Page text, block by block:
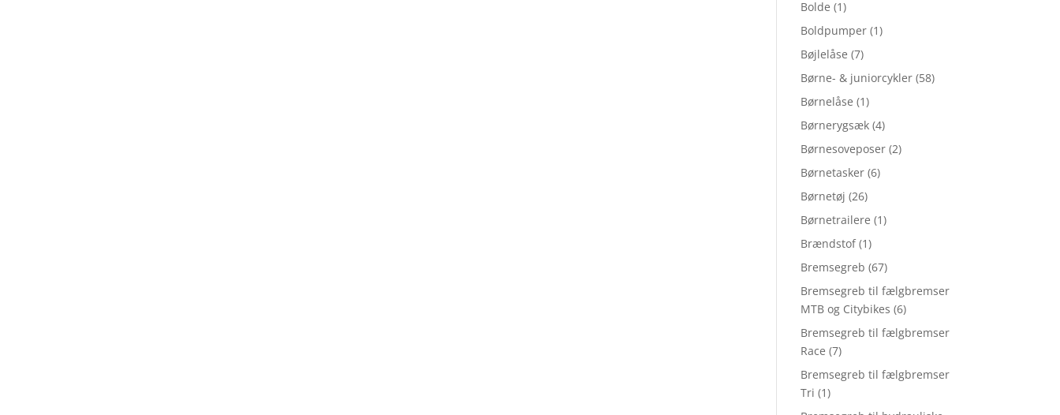
Bolde (1)
Boldpumper (1)
Bøjlelåse (7)
Børne- & juniorcykler (58)
Børnelåse (1)
Børnerygsæk (4)
Børnesoveposer (2)
Børnetasker (6)
Børnetøj (26)
Børnetrailere (1)
Brændstof (1)
Bremsegreb (67)
Bremsegreb til fælgbremser
MTB og Citybikes (6)
Bremsegreb til fælgbremser
Race (7)
Bremsegreb til fælgbremser
Tri (1)